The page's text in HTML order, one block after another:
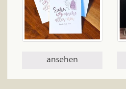
ansehen